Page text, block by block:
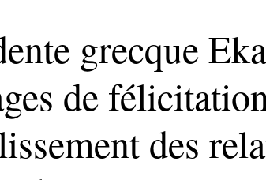
grecque
de
des